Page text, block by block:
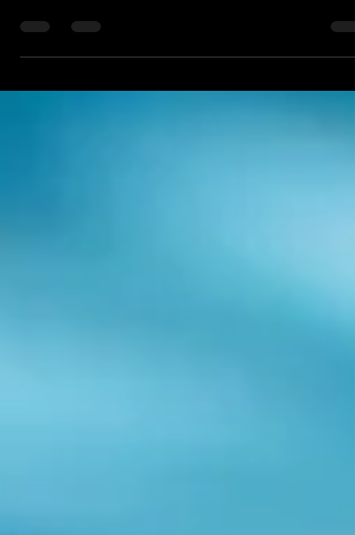
activités, par exemple leur poids,...